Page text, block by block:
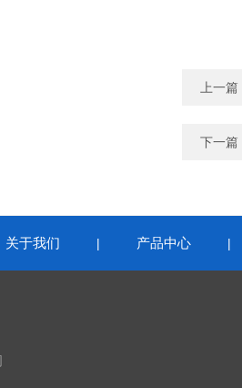
上一篇
下一篇
关于我们 | 产品中心 |